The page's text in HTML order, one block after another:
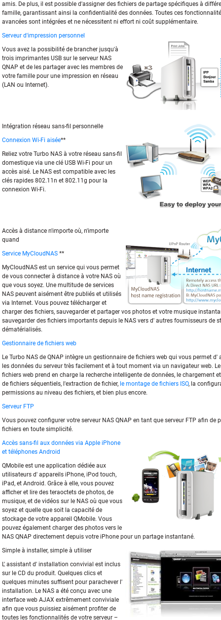
amis. De plus, il est possible d'assigner des fichiers de partage spécifiques à
famille, garantissant ainsi la confidentialité des données. Toutes ces
avancées sont intégrées et ne nécessitent ni effort ni coût supplémentaire.
Serveur d'impression personnel
Vous avez la possibilité de brancher jusqu'à
trois imprimantes USB sur le serveur NAS
QNAP et de les partager avec les membres de
votre famille pour une impression en réseau
(LAN ou Internet).
Intégration réseau sans-fil personnelle
Connexion Wi-Fi aisée**
Reliez votre Turbo NAS à votre réseau sans-fil
domestique via une clé USB Wi-Fi pour un
accès aisé. Le NAS est compatible avec les
clés rapides 802.11n et 802.11g pour la
connexion Wi-Fi.
Accès à distance n'importe où, n'importe
quand
Service MyCloudNAS **
MyCloudNAS est un service qui vous permet
de vous connecter à distance à votre NAS où
que vous soyez. Une multitude de services
NAS peuvent aisément être publiés et utilisés
via Internet. Vous pouvez télécharger et
charger des fichiers, sauvegarder et partager vos photos et votre musique
sauvegarder des fichiers importants depuis le NAS vers d' autres fournisseurs de
dématérialisés.
Gestionnaire de fichiers web
Le Turbo NAS de QNAP intègre un gestionnaire de fichiers web qui vous permet d'
les données du serveur très facilement et à tout moment via un navigateur web.
fichiers web prend en charge la recherche intelligente de données, le chargement
de fichiers séquentiels, l'extraction de fichier, le montage de fichiers ISO, la
permissions au niveau des fichiers, et bien plus encore.
Serveur FTP
Vous pouvez configurer votre serveur NAS QNAP en tant que serveur FTP afin de
fichiers en toute simplicité.
Accès sans-fil aux données via Apple iPhone
et téléphones Android
QMobile est une application dédiée aux
utilisateurs d' appareils iPhone, iPod touch,
iPad, et Android. Grâce à elle, vous pouvez
afficher et lire des teraoctets de photos, de
musique, et de vidéos sur le NAS où que vous
soyez et quelle que soit la capacité de
stockage de votre appareil QMobile. Vous
pouvez également charger des photos vers le
NAS QNAP directement depuis votre iPhone pour un partage instantané.
Simple à installer, simple à utiliser
L' assistant d' installation convivial est inclus
sur le CD du produit. Quelques clics et
quelques minutes suffisent pour parachever l'
installation. Le NAS a été conçu avec une
interface web AJAX extrêmement conviviale
afin que vous puissiez aisément profiter de
toutes les fonctionnalités de votre serveur –